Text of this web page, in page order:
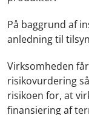
På baggrund af
anledning til
Virksomheden
risikovurdering
risikoen for, at
finansiering af